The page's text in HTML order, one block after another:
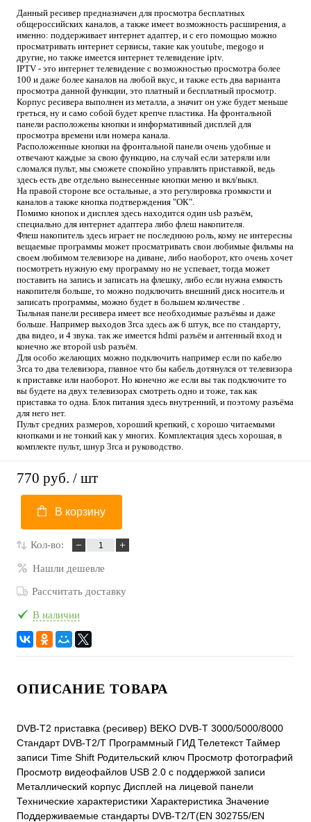
Данный ресивер предназначен для просмотра бесплатных
общероссийских каналов, а также имеет возможность расширения, а
именно: поддерживает интернет адаптер, и с его помощью можно
просматривать интернет сервисы, такие как youtube, megogo и
другие, но также имеется интернет телевидение iptv.
IPTV - это интернет телевидение с возможностью просмотра более
100 и даже более каналов на любой вкус, и также есть два варианта
просмотра данной функции, это платный и бесплатный просмотр.
Корпус ресивера выполнен из металла, а значит он уже будет меньше
греться, ну и само собой будет крепче пластика. На фронтальной
панели расположены кнопки и информативный дисплей для
просмотра времени или номера канала.
Расположенные кнопки на фронтальной панели очень удобные и
отвечают каждые за свою функцию, на случай если затеряли или
сломался пульт, мы сможете спокойно управлять приставкой, ведь
здесь есть две отдельно вынесенные кнопки меню и вкл/выкл.
На правой стороне все остальные, а это регулировка громкости и
каналов а также кнопка подтверждения "ОК".
Помимо кнопок и дисплея здесь находится один usb разъём,
специально для интернет адаптера либо флеш накопителя.
Флеш накопитель здесь играет не последнюю роль, кому не интересны
вещаемые программы может просматривать свои любимые фильмы на
своем любимом телевизоре на диване, либо наоборот, кто очень хочет
посмотреть нужную ему программу но не успевает, тогда может
поставить на запись и записать на флешку, либо если нужна емкость
накопителя больше, то можно подключить внешний диск носитель и
записать программы, можно будет в большем количестве .
Тыльная панели ресивера имеет все необходимые разъёмы и даже
больше. Например выходов 3rca здесь аж 6 штук, все по стандарту,
два видео, и 4 звука. так же имеется hdmi разъём и антенный вход и
конечно же второй usb разъём.
Для особо желающих можно подключить например если по кабелю
3rca то два телевизора, главное что бы кабель дотянулся от телевизора
к приставке или наоборот. Но конечно же если вы так подключите то
вы будете на двух телевизорах смотреть одно и тоже, так как
приставка то одна. Блок питания здесь внутренний, и поэтому разъёма
для него нет.
Пульт средних размеров, хороший крепкий, с хорошо читаемыми
кнопками и не тонкий как у многих. Комплектация здесь хорошая, в
комплекте пульт, шнур 3rca и руководство.
770 руб. / шт
В корзину
Кол-во:
Нашли дешевле
Рассчитать доставку
В наличии
ОПИСАНИЕ ТОВАРА
DVB-T2 приставка (ресивер) BEKO DVB-T 3000/5000/8000
Стандарт DVB-T2/T Программный ГИД Телетекст Таймер
записи Time Shift Родительский ключ Просмотр фотографий
Просмотр видеофайлов USB 2.0 с поддержкой записи
Металлический корпус Дисплей на лицевой панели
Технические характеристики Характеристика Значение
Поддерживаемые стандарты DVB-T2/T(EN 302755/EN